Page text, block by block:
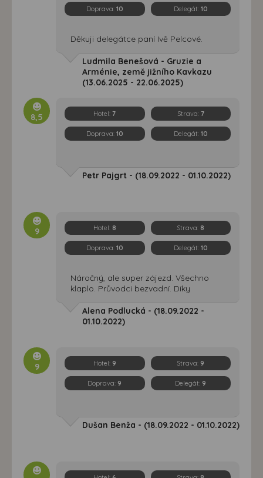
Doprava: 10 Delegát: 10
Děkuji delegátce paní Ivě Pelcové.
Ludmila Benešová - Gruzie a
Arménie, země jižního Kavkazu
(13.06.2025 - 22.06.2025)
8,5 Hotel:7 Strava: 7
Doprava: 10 Delegát: 10
Petr Pajgrt - (18.09.2022 - 01.10.2022)
9 Hotel: 8 Strava: 8
Doprava: 10 Delegát: 10
Náročný, ale super zájezd. Všechno
klaplo. Průvodci bezvadní. Díky
Alena Podlucká - (18.09.2022 -
01.10.2022)
9 Hotel: 9 Strava: 9
Doprava: 9 Delegát: 9
Dušan Benža - (18.09.2022 - 01.10.2022)